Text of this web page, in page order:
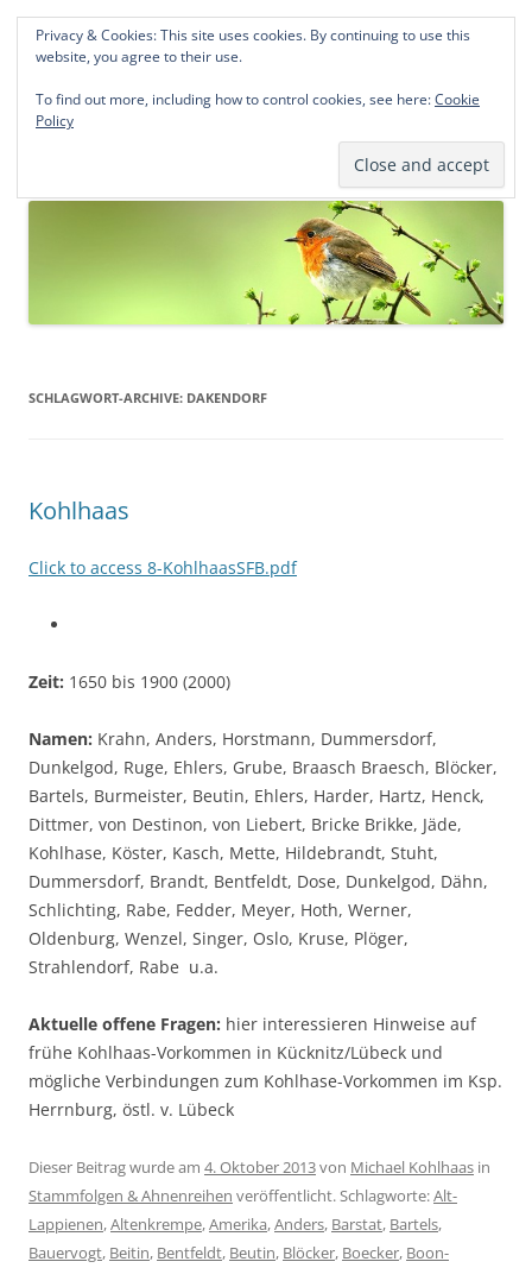
Norddeutsche Genealogien
Michael Kohlhaas und Jens Kirchhoff
springen
SCHLAGWORT-ARCHIVE: DAKENDORF
Kohlhaas
Click to access 8-KohlhaasSFB.pdf
Zeit: 1650 bis 1900 (2000)
Namen: Krahn, Anders, Horstmann, Dummersdorf,
Dunkelgod, Ruge, Ehlers, Grube, Braasch Braesch, Blöcker,
Bartels, Burmeister, Beutin, Ehlers, Harder, Hartz, Henck,
Dittmer, von Destinon, von Liebert, Bricke Brikke, Jäde,
Kohlhase, Köster, Kasch, Mette, Hildebrandt, Stuht,
Dummersdorf, Brandt, Bentfeldt, Dose, Dunkelgod, Dähn,
Schlichting, Rabe, Fedder, Meyer, Hoth, Werner,
Oldenburg, Wenzel, Singer, Oslo, Kruse, Plöger,
Strahlendorf, Rabe u.a.
Aktuelle offene Fragen: hier interessieren Hinweise auf
frühe Kohlhaas-Vorkommen in Kücknitz/Lübeck und
mögliche Verbindungen zum Kohlhase-Vorkommen im Ksp.
Herrnburg, östl. v. Lübeck
Dieser Beitrag wurde am 4. Oktober 2013von Michael Kohlhaas in
Stammfolgen & Ahnenreihen veröffentlicht. Schlagworte:Alt-
Lappienen,Altenkrempe,Amerika,Anders, Barstat, Bartels,
Bauervogt, Beitin, Bentfeldt, Beutin, Blöcker, Boecker, Boon-
Privacy & Cookies: This site uses cookies. By continuing to use this
website, you agree to their use.
To find out more, including how to control cookies, see here:Cookie
Policy